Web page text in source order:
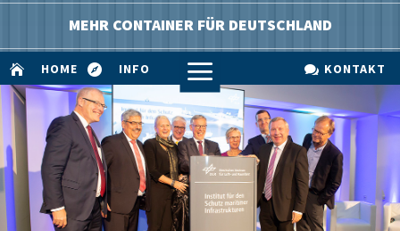
MEHR CONTAINER FÜR DEUTSCHLAND
 HOME  INFO a  KONTAKT